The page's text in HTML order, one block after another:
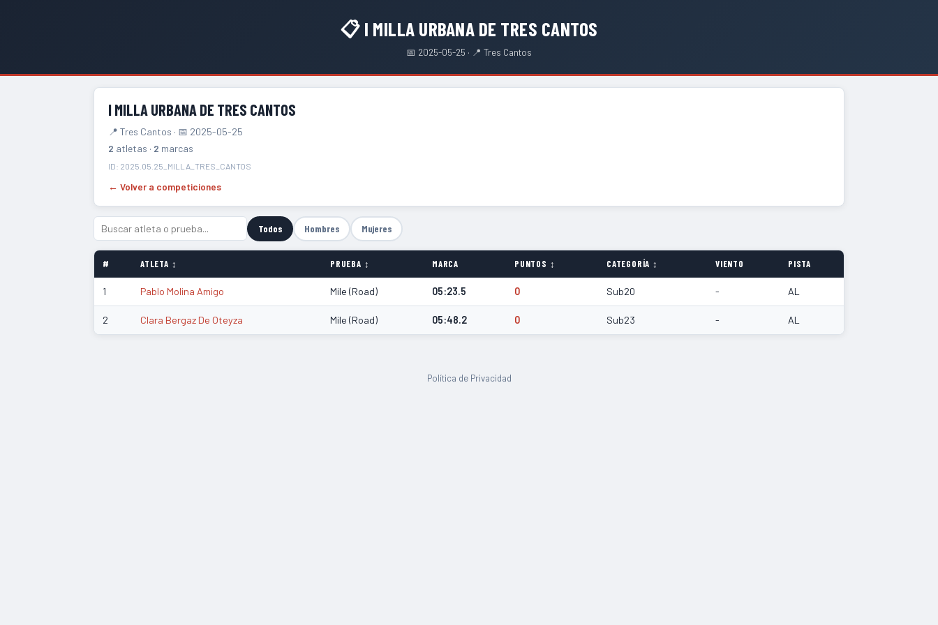
📋 I MILLA URBANA DE TRES CANTOS
📅 2025-05-25 · 📍 Tres Cantos
I MILLA URBANA DE TRES CANTOS
📍 Tres Cantos · 📅 2025-05-25
2 atletas · 2 marcas
ID: 2025.05.25_MILLA_TRES_CANTOS
← Volver a competiciones
Todos Hombres Mujeres
# ATLETA ↕ PRUEBA ↕ MARCA PUNTOS ↕ CATEGORÍA ↕ VIENTO PISTA
1 Pablo Molina Amigo Mile (Road) 05:23.5 0 Sub20 - AL
2 Clara Bergaz De Oteyza Mile (Road) 05:48.2 0 Sub23 - AL
Política de Privacidad